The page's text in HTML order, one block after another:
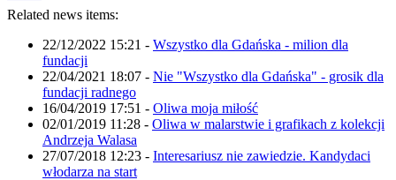
Related news items:
22/12/2022 15:21 - Wszystko dla Gdańska - milion dla
fundacji
22/04/2021 18:07 - Nie "Wszystko dla Gdańska" - grosik dla
fundacji radnego
16/04/2019 17:51 - Oliwa moja miłość
02/01/2019 11:28 - Oliwa w malarstwie i grafikach z kolekcji
Andrzeja Walasa
27/07/2018 12:23 - Interesariusz nie zawiedzie. Kandydaci
włodarza na start